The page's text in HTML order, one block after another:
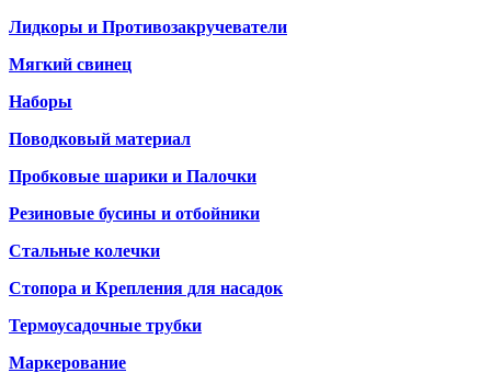
Лидкоры и Противозакручеватели
Мягкий свинец
Наборы
Поводковый материал
Пробковые шарики и Палочки
Резиновые бусины и отбойники
Стальные колечки
Стопора и Крепления для насадок
Термоусадочные трубки
Маркерование